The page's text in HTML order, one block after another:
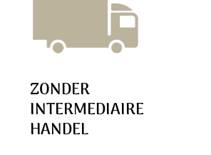
ZONDER
INTERMEDIAIRE
HANDEL